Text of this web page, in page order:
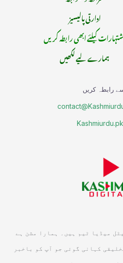
ادارتی پالیسیز
کیلئے ابھی رابطہ کریں
ہمارے لیے لکھیں
رابطہ کریں
Kashmiurdu.pk
میڈیا ٹیم ہیں۔ ہمارا مشن ہے
کہانی گوئی جو آپ کو باخبر